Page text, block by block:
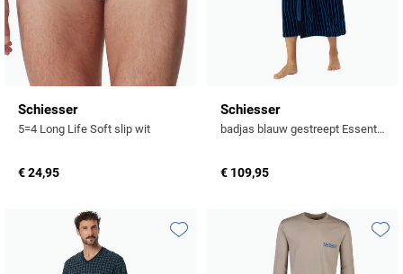
Schiesser
5=4 Long Life Soft slip wit
€ 24,95
Schiesser
badjas blauw gestreept Essentials katoen
€ 109,95
Toevoegen aan favorieten